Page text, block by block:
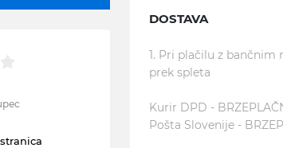
DOSTAVA
1. Pri plačilu z bančnim
prek spleta
Kurir DPD -
Pošta Slovenije -